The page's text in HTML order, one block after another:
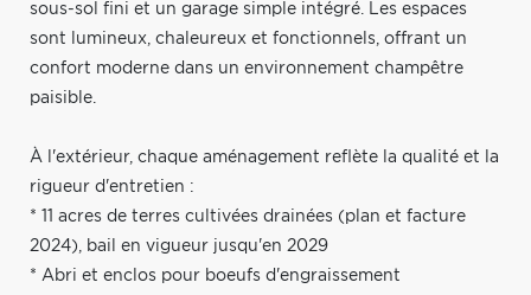
sous-sol fini et un garage simple intégré. Les espaces
sont lumineux, chaleureux et fonctionnels, offrant un
confort moderne dans un environnement champêtre
paisible.
À l'extérieur, chaque aménagement reflète la qualité et la
rigueur d'entretien :
* 11 acres de terres cultivées drainées (plan et facture
2024), bail en vigueur jusqu'en 2029
* Abri et enclos pour boeufs d'engraissement